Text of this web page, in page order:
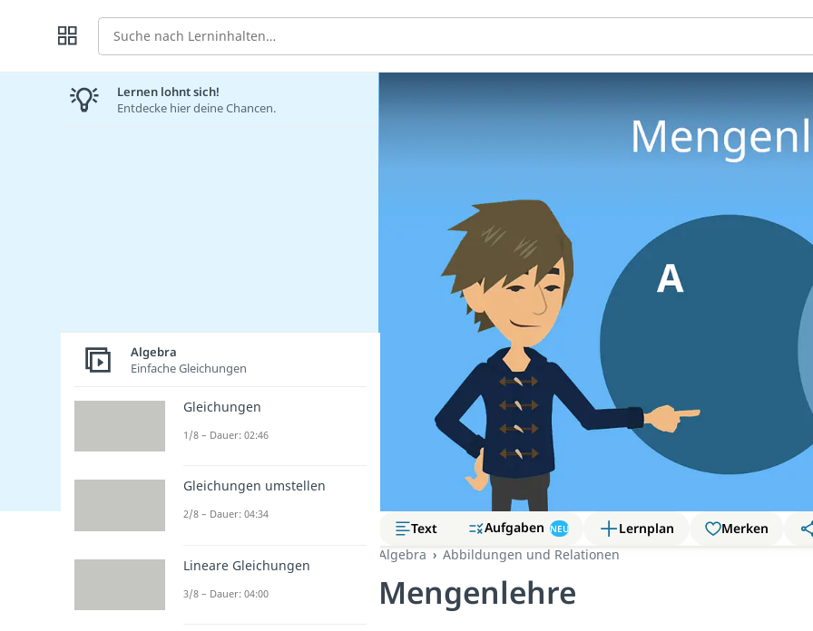
Suche
Text Aufgaben NEU Lernplan
Merken
Algebra
Abbildungen und Relationen
Mengenlehre
Lernen lohnt sich!
Entdecke hier deine Chancen.
Algebra
Einfache Gleichungen
Gleichungen
1/8 – Dauer: 02:46
Gleichungen umstellen
2/8 – Dauer: 04:34
Lineare Gleichungen
3/8 – Dauer: 04:00